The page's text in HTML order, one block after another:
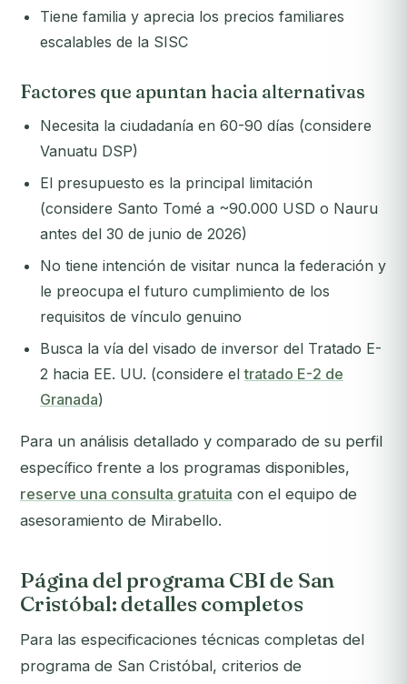
Tiene familia y aprecia los precios familiares
escalables de la SISC
Factores que apuntan hacia alternativas
Necesita la ciudadanía en 60-90 días (considere
Vanuatu DSP)
El presupuesto es la principal limitación
(considere Santo Tomé a ~90.000 USD o Nauru
antes del 30 de junio de 2026)
No tiene intención de visitar nunca la federación y
le preocupa el futuro cumplimiento de los
requisitos de vínculo genuino
Busca la vía del visado de inversor del Tratado E-
2 hacia EE. UU. (considere eltratado E-2 de
Granada)
Para un análisis detallado y comparado de su perfil
específico frente a los programas disponibles,
reserve una consulta gratuita con el equipo de
asesoramiento de Mirabello.
Página del programa CBI de San
Cristóbal: detalles completos
Para las especificaciones técnicas completas del
programa de San Cristóbal, criterios de